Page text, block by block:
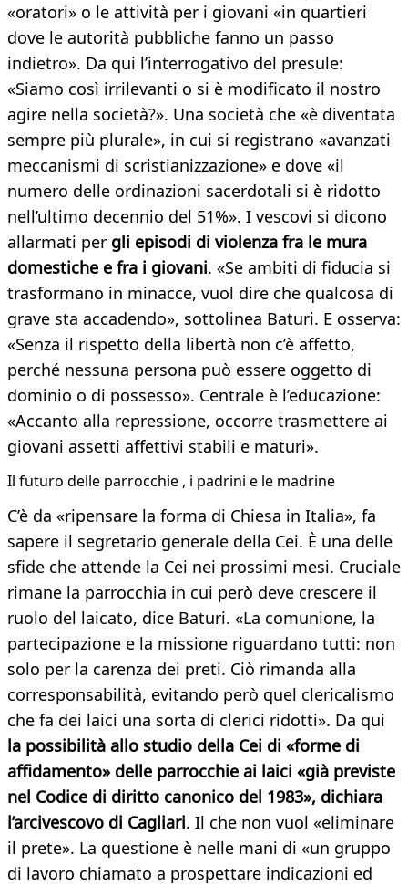
«oratori» o le attività per i giovani «in quartieri
dove le autorità pubbliche fanno un passo
indietro». Da qui l’interrogativo del presule:
«Siamo così irrilevanti o si è modificato il nostro
agire nella società?». Una società che «è diventata
sempre più plurale», in cui si registrano «avanzati
meccanismi di scristianizzazione» e dove «il
numero delle ordinazioni sacerdotali si è ridotto
nell’ultimo decennio del 51%». I vescovi si dicono
allarmati per gli episodi di violenza fra le mura
domestiche e fra i giovani. «Se ambiti di fiducia si
trasformano in minacce, vuol dire che qualcosa di
grave sta accadendo», sottolinea Baturi. E osserva:
«Senza il rispetto della libertà non c’è affetto,
perché nessuna persona può essere oggetto di
dominio o di possesso». Centrale è l’educazione:
«Accanto alla repressione, occorre trasmettere ai
giovani assetti affettivi stabili e maturi».
Il futuro delle parrocchie , i padrini e le madrine
C’è da «ripensare la forma di Chiesa in Italia», fa
sapere il segretario generale della Cei. È una delle
sfide che attende la Cei nei prossimi mesi. Cruciale
rimane la parrocchia in cui però deve crescere il
ruolo del laicato, dice Baturi. «La comunione, la
partecipazione e la missione riguardano tutti: non
solo per la carenza dei preti. Ciò rimanda alla
corresponsabilità, evitando però quel clericalismo
che fa dei laici una sorta di clerici ridotti». Da qui
la possibilità allo studio della Cei di «forme di
affidamento» delle parrocchie ai laici «già previste
nel Codice di diritto canonico del 1983», dichiara
l’arcivescovo di Cagliari. Il che non vuol «eliminare
il prete». La questione è nelle mani di «un gruppo
di lavoro chiamato a prospettare indicazioni ed